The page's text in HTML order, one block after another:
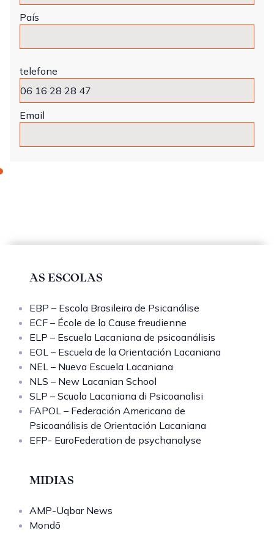
País
telefone
Email
AS ESCOLAS
EBP – Escola Brasileira de Psicanálise
ECF – École de la Cause freudienne
ELP – Escuela Lacaniana de psicoanálisis
EOL – Escuela de la Orientación Lacaniana
NEL – Nueva Escuela Lacaniana
NLS – New Lacanian School
SLP – Scuola Lacaniana di Psicoanalisi
FAPOL – Federación Americana de
Psicoanálisis de Orientación Lacaniana
EFP- EuroFederation de psychanalyse
MIDIAS
AMP-Uqbar News
Mondō